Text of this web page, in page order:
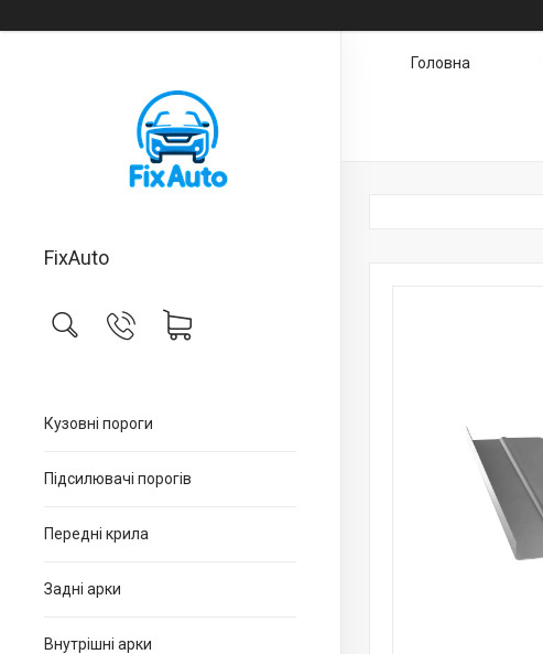
FixAuto
Кузовні пороги
Підсилювачі порогів
Передні крила
Задні арки
Внутрішні арки
Головна